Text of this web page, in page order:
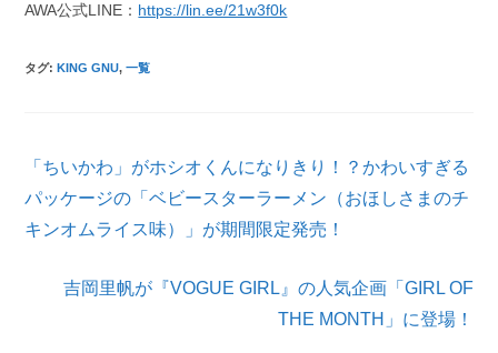
AWA公式LINE： https://lin.ee/21w3f0k
タグ:KING GNU, 一覧
そ
他
の
記
「ちいかわ」がホシオくんになりきり！？かわいすぎる
パッケージの「ベビースターラーメン（おほしさまのチ
キンオムライス味）」が期間限定発売！
吉岡里帆が『VOGUE GIRL』の人気企画「GIRL OF
THE MONTH」に登場！